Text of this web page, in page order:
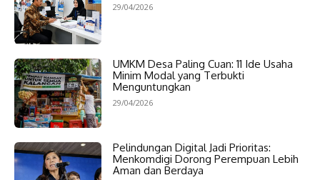
29/04/2026
UMKM Desa Paling Cuan: 11 Ide Usaha
Minim Modal yang Terbukti
Menguntungkan
29/04/2026
Pelindungan Digital Jadi Prioritas:
Menkomdigi Dorong Perempuan Lebih
Aman dan Berdaya